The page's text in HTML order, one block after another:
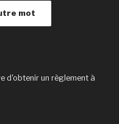
mot
d'obtenir un règlement à